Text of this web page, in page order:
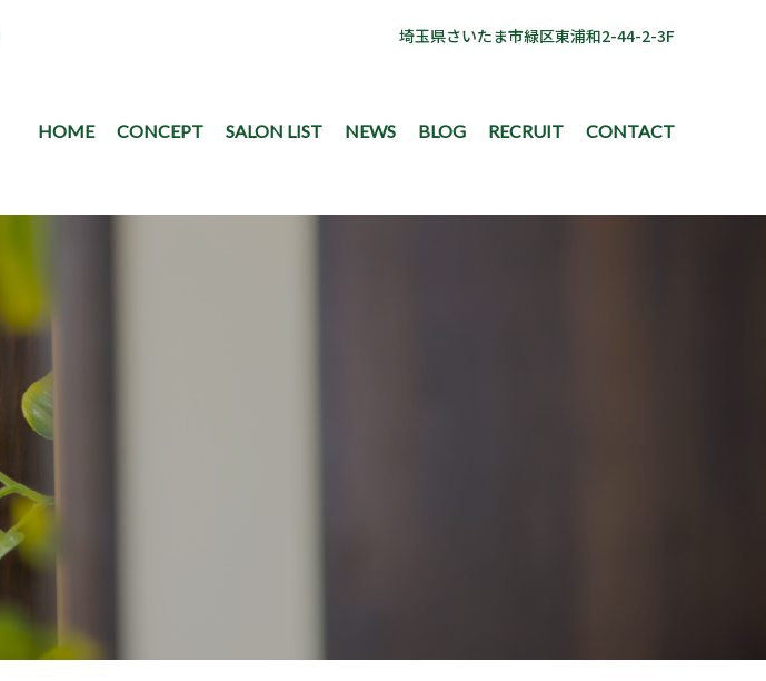
埼玉県さいたま市緑区東浦和2-44-2-3F
HOME CONCEPT SALON LIST NEWS BLOG RECRUIT CONTACT